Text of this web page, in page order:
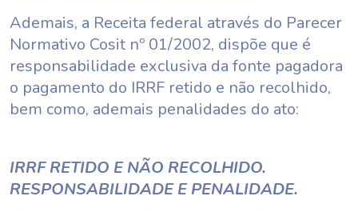
Ademais, a Receita federal através do Parecer
Normativo Cosit nº 01/2002, dispõe que é
responsabilidade exclusiva da fonte pagadora
o pagamento do IRRF retido e não recolhido,
bem como, ademais penalidades do ato:
IRRF RETIDO E NÃO RECOLHIDO.
RESPONSABILIDADE E PENALIDADE.